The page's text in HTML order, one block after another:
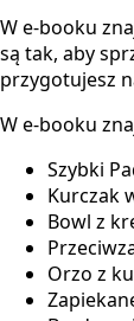
W e-booku
są tak, aby
przygotujesz
W e-booku
Szybki
Kurczak
Bowl z
Orzo z